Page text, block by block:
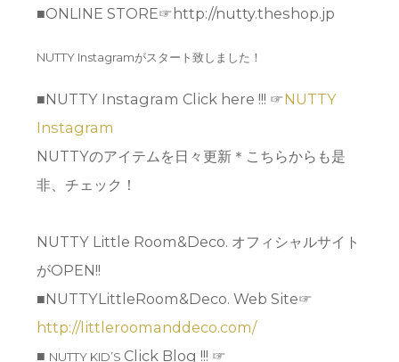
■ONLINE STORE☞http://nutty.theshop.jp
NUTTY Instagramがスタート致しました！
■NUTTY Instagram Click here !!! ☞NUTTY
Instagram
NUTTYのアイテムを日々更新＊こちらからも是
非、チェック！
NUTTY Little Room&Deco. オフィシャルサイト
がOPEN!!
■NUTTYLittleRoom&Deco. Web Site☞
http://littleroomanddeco.com/
■ NUTTY KID’S Click Blog !!! ☞